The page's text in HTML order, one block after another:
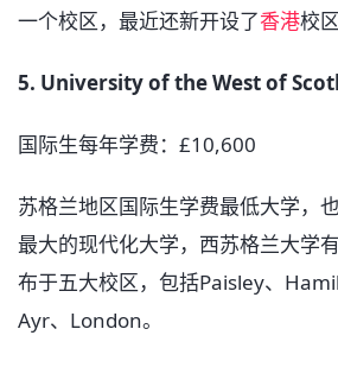
一个校区，最近还新开设了香港校区
5. University of the West of
国际生每年学费：£10,600
苏格兰地区国际生学费最低大学，
最大的现代化大学，西苏格兰大学
布于五大校区，包括Paisley、
Ayr、London。